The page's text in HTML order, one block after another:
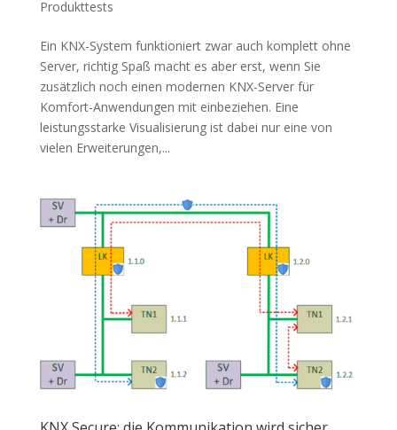
Produkttests
Ein KNX-System funktioniert zwar auch komplett ohne
Server, richtig Spaß macht es aber erst, wenn Sie
zusätzlich noch einen modernen KNX-Server für
Komfort-Anwendungen mit einbeziehen. Eine
leistungsstarke Visualisierung ist dabei nur eine von
vielen Erweiterungen,...